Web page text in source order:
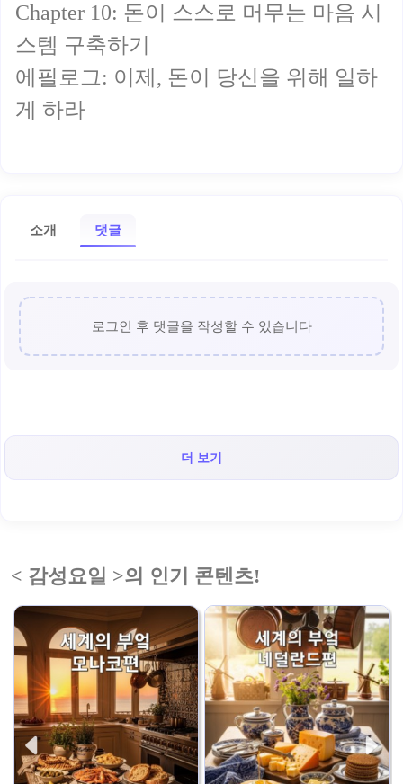
Chapter 10: 돈이 스스로 머무는 마음 시
스템 구축하기
에필로그: 이제, 돈이 당신을 위해 일하
게 하라
소개 댓글
로그인 후 댓글을 작성할 수 있습니다
더 보기
< 감성요일 >의 인기 콘텐츠!